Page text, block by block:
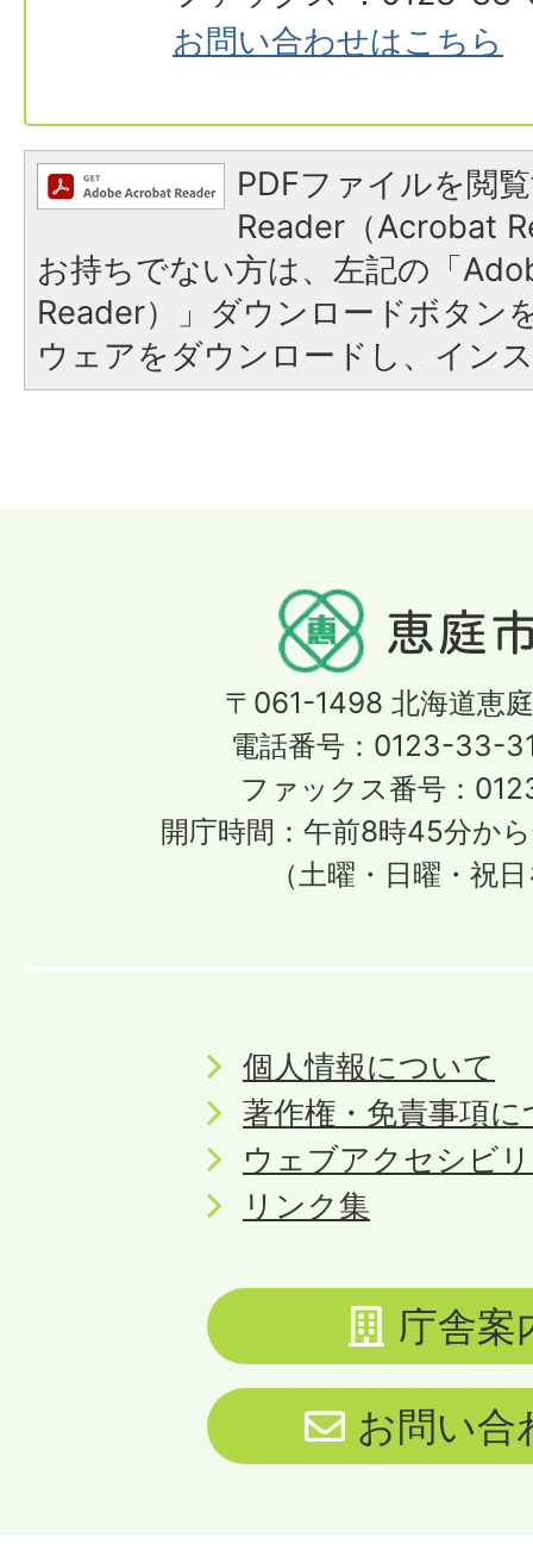
お問い合わせはこちら
PDFファイルを閲
Reader（Acrobat
お持ちでない方は、左記の「
Reader）」ダウンロードボタン
ウェアをダウンロードし、イン
〒061-1498 北海道恵
電話番号：0123-33-
ファックス番号：
開庁時間：午前8時45分か
（土曜・日曜・祝
個人情報について
著作権・免責事項
ウェブアクセシビ
リンク集
庁舎案
お問い合